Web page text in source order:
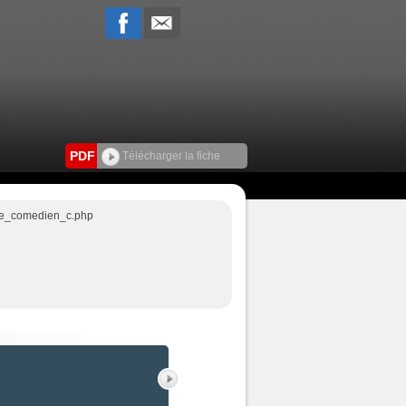
PDF Télécharger la fiche